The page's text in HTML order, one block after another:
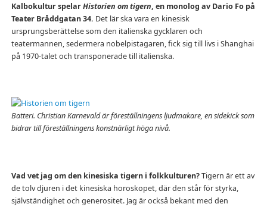
Kalbokultur spelarHistorien om tigern, en monolog av Dario Fo på
Teater Bråddgatan 34. Det lär ska vara en kinesisk
ursprungsberättelse som den italienska gycklaren och
teatermannen, sedermera nobelpistagaren, fick sig till livs i Shanghai
på 1970-talet och transponerade till italienska.
Batteri. Christian Karnevald är föreställningens ljudmakare, en sidekick som
bidrar till föreställningens konstnärligt höga nivå.
Vad vet jag om den kinesiska tigern i folkkulturen?Tigern är ett av
de tolv djuren i det kinesiska horoskopet, där den står för styrka,
självständighet och generositet. Jag är också bekant med den